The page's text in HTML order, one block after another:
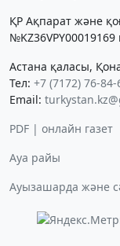
ҚР Ақпарат және
№KZ36VPY00019169
Астана қаласы,
Тел: +7 (7172) 76-84-
Email:
PDF | онлайн газет
Ауа райы
Ауызашарда және